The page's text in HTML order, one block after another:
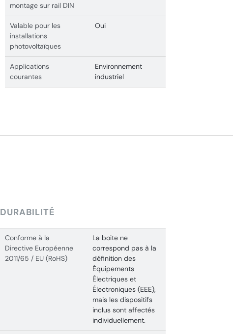
montage sur rail DIN
Valable pour les
installations
photovoltaïques
Oui
Applications
courantes
Environnement
industriel
DURABILITÉ
Conforme à la
Directive Européenne
2011/65 / EU (RoHS)
La boîte ne
correspond pas à la
définition des
Équipements
Électriques et
Électroniques (EEE),
mais les dispositifs
inclus sont affectés
individuellement.